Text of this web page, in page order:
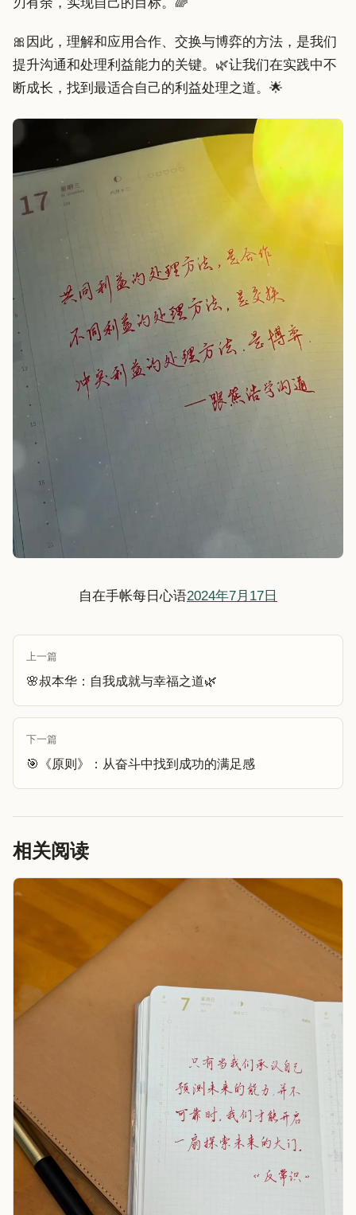
🎀因此，理解和应用合作、交换与博弈的方法，是我们
提升沟通和处理利益能力的关键。🌿让我们在实践中不
断成长，找到最适合自己的利益处理之道。🌟
自在手帐每日心语2024年7月17日
上一篇
🌸叔本华：自我成就与幸福之道🌿
下一篇
🎯《原则》：从奋斗中找到成功的满足感
相关阅读